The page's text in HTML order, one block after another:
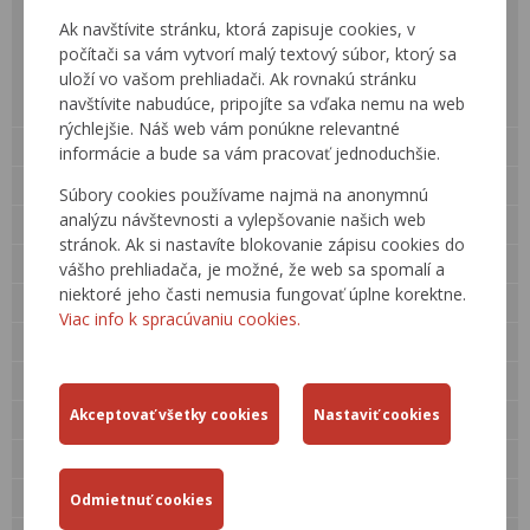
Ak navštívite stránku, ktorá zapisuje cookies, v
počítači sa vám vytvorí malý textový súbor, ktorý sa
uloží vo vašom prehliadači. Ak rovnakú stránku
navštívite nabudúce, pripojíte sa vďaka nemu na web
rýchlejšie. Náš web vám ponúkne relevantné
informácie a bude sa vám pracovať jednoduchšie.
Súbory cookies používame najmä na anonymnú
analýzu návštevnosti a vylepšovanie našich web
stránok. Ak si nastavíte blokovanie zápisu cookies do
vášho prehliadača, je možné, že web sa spomalí a
niektoré jeho časti nemusia fungovať úplne korektne.
Viac info k spracúvaniu cookies.
Moja poloha
Vyhľadanie trasy
Mapové hlásenia
INSPIRE
DOPRAVNÉ TRASY
ZÁKLADNÉ POJMY
CESTNÁ SIEŤ SR
ŠTATISTICKÉ VÝSTUPY
DOPRAVNÉ INFO, RDS-TMC
SLOVNÍK (SK → ENG)
AUTORSKÉ PRÁVA